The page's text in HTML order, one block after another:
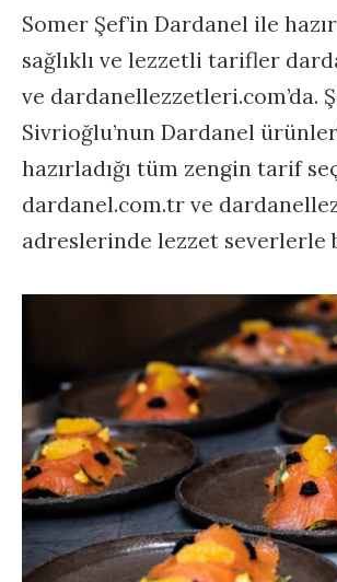
Somer Şef’in Dardanel ile
sağlıklı ve lezzetli tarifler
ve dardanellezzetleri.com’da.
Sivrioğlu’nun Dardanel
hazırladığı tüm zengin tarif
dardanel.com.tr ve
adreslerinde lezzet severlerle